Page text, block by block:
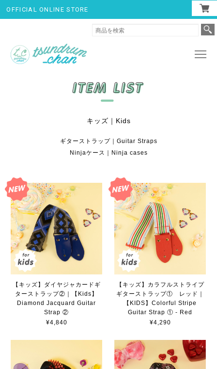
OFFICIAL ONLINE STORE
キッズ｜Kids
ギターストラップ｜Guitar Straps
Ninjaケース｜Ninja cases
【キッズ】ダイヤジャカードギ
ターストラップ②｜【Kids】
Diamond Jacquard Guitar
Strap ②
¥4,840
【キッズ】カラフルストライプ
ギターストラップ① レッド｜
【KIDS】Colorful Stripe
Guitar Strap ① - Red
¥4,290